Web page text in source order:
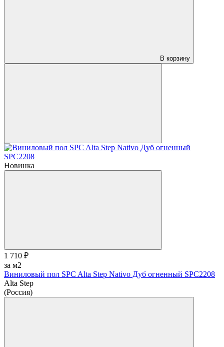
В корзину
Новинка
1 710 ₽
за м2
Виниловый пол SPC Alta Step Nativo Дуб огненный SPC2208
Alta Step
(Россия)